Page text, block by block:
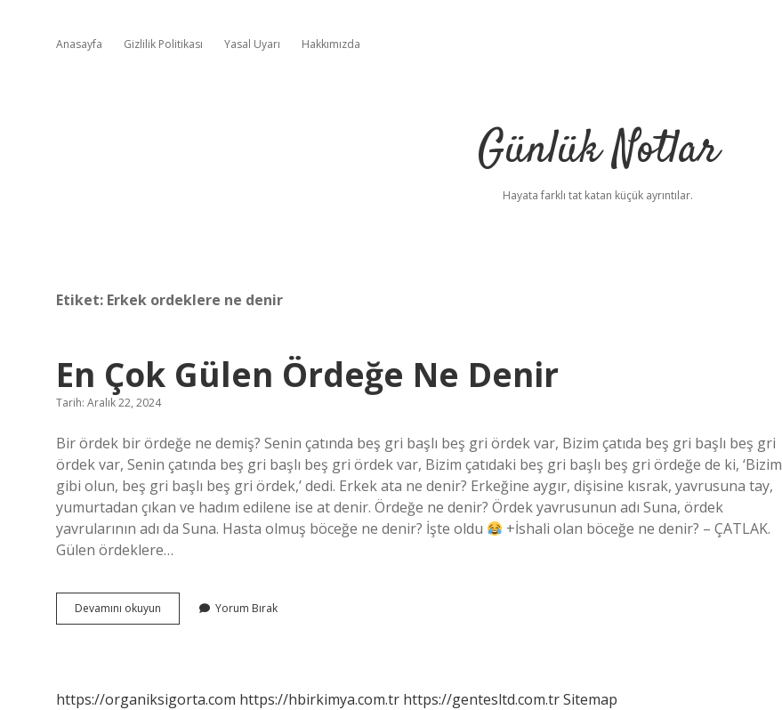
Anasayfa Gizlilik Politikası Yasal Uyarı Hakkımızda
Günlük Notlar
Hayata farklı tat katan küçük ayrıntılar.
Etiket: Erkek ordeklere ne denir
En Çok Gülen Ördeğe Ne Denir
Tarih: Aralık 22, 2024
Bir ördek bir ördeğe ne demiş? Senin çatında beş gri başlı beş gri ördek var, Bizim çatıda beş gri başlı beş gri
ördek var, Senin çatında beş gri başlı beş gri ördek var, Bizim çatıdaki beş gri başlı beş gri ördeğe de ki, ‘Bizim
gibi olun, beş gri başlı beş gri ördek,’ dedi. Erkek ata ne denir? Erkeğine aygır, dişisine kısrak, yavrusuna tay,
yumurtadan çıkan ve hadım edilene ise at denir. Ördeğe ne denir? Ördek yavrusunun adı Suna, ördek
yavrularının adı da Suna. Hasta olmuş böceğe ne denir? İşte oldu
+İshali olan böceğe ne denir? – ÇATLAK.
Gülen ördeklere…
Devamını okuyun
Çok
Yorum Bırak
https://organiksigorta.com https://hbirkimya.com.tr https://gentesltd.com.trSitemap